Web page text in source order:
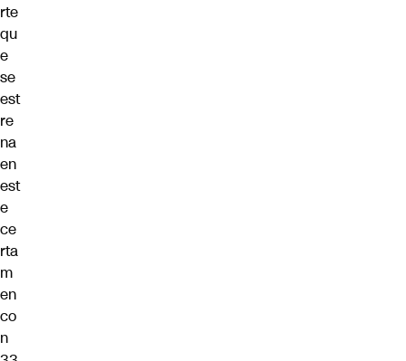
rte
qu
e
se
est
re
na
en
est
e
ce
rta
m
en
co
n